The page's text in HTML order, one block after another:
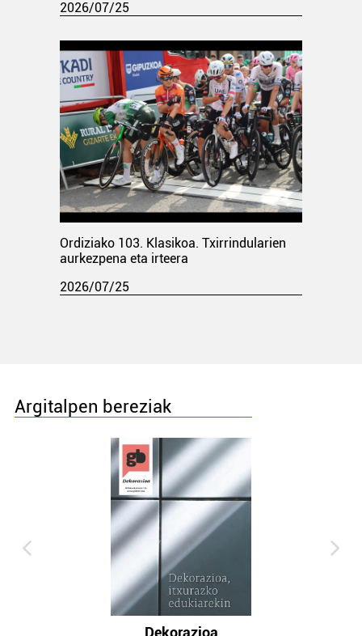
2026/07/25
Ordiziako 103. Klasikoa. Txirrindularien
aurkezpena eta irteera
2026/07/25
Argitalpen bereziak
Dekorazioa